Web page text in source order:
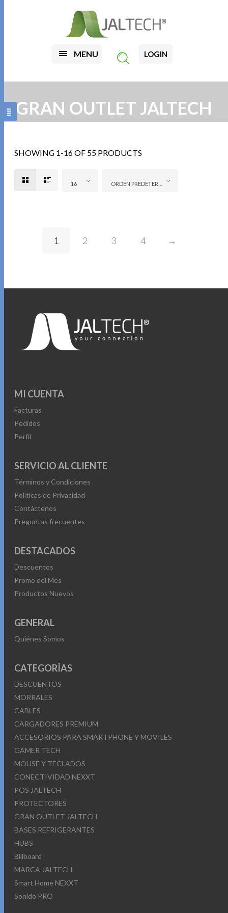
MENU LOGIN
GRAN OUTLET JALTECH
SHOWING 1-16 OF 55 PRODUCTS
16
1 2 3 4 →
MI CUENTA
Facturas
Pedidos
Perfil
SERVICIO AL CLIENTE
Términos y Condiciones
Políticas de Privacidad
Contáctenos
Preguntas frecuentes
DESTACADOS
Descuentos
Promo del Mes
Productos Nuevos
GENERAL
Quiénes Somos
CATEGORÍAS
DESCUENTOS
MORRALES
CABLES
CARGADORES PREMIUM
ACCESORIOS PARA SMARTPHONE Y MOVILES
GAMER TECH
MOUSE Y TECLADOS
CONECTIVIDAD NEXXT
POS JALTECH
PROTECTORES
GRAN OUTLET JALTECH
BASES REFRIGERANTES
HUBS
Billboard
MARCA JALTECH
Smart Home NEXXT
Sonido PRO